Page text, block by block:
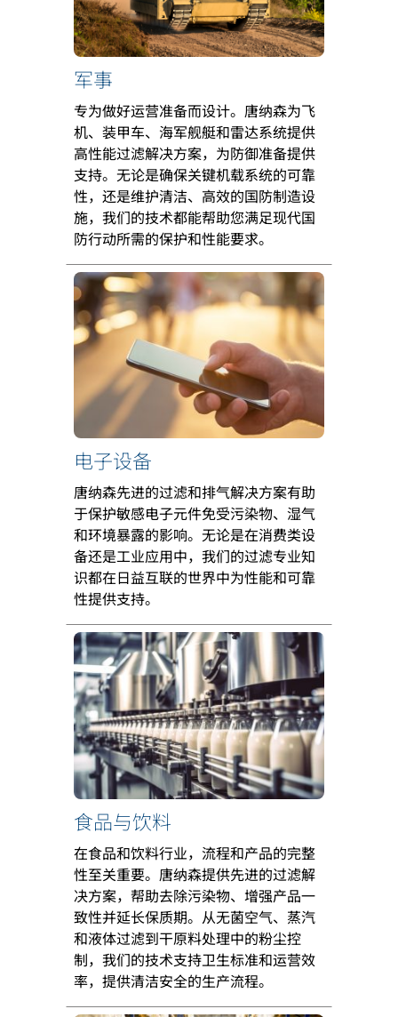
军事
专为做好运营准备而设计。唐纳森为飞
机、装甲车、海军舰艇和雷达系统提供
高性能过滤解决方案，为防御准备提供
支持。无论是确保关键机载系统的可靠
性，还是维护清洁、高效的国防制造设
施，我们的技术都能帮助您满足现代国
防行动所需的保护和性能要求。
电子设备
唐纳森先进的过滤和排气解决方案有助
于保护敏感电子元件免受污染物、湿气
和环境暴露的影响。无论是在消费类设
备还是工业应用中，我们的过滤专业知
识都在日益互联的世界中为性能和可靠
性提供支持。
食品与饮料
在食品和饮料行业，流程和产品的完整
性至关重要。唐纳森提供先进的过滤解
决方案，帮助去除污染物、增强产品一
致性并延长保质期。从无菌空气、蒸汽
和液体过滤到干原料处理中的粉尘控
制，我们的技术支持卫生标准和运营效
率，提供清洁安全的生产流程。